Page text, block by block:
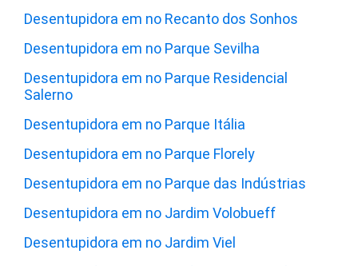
Desentupidora em no Recanto dos Sonhos
Desentupidora em no Parque Sevilha
Desentupidora em no Parque Residencial
Salerno
Desentupidora em no Parque Itália
Desentupidora em no Parque Florely
Desentupidora em no Parque das Indústrias
Desentupidora em no Jardim Volobueff
Desentupidora em no Jardim Viel